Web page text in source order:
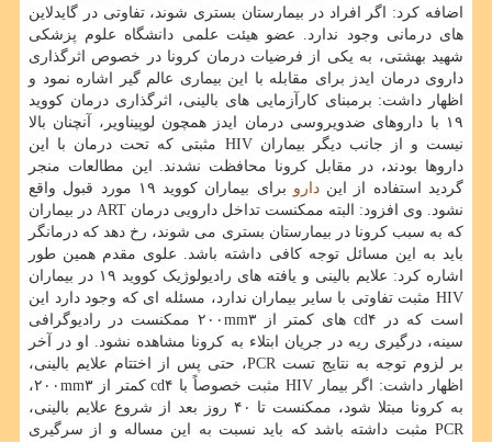
اضافه کرد: اگر افراد در بیمارستان بستری شوند، تفاوتی در گایدلاین
های درمانی وجود ندارد. عضو هیئت علمی دانشگاه علوم پزشکی
شهید بهشتی، به یکی از فرضیات درمان کرونا در خصوص اثرگذاری
داروی درمان ایدز برای مقابله با این بیماری عالم گیر اشاره نمود و
اظهار داشت: برمبنای کارآزمایی های بالینی، اثرگذاری درمان کووید
۱۹ با داروهای ضدویروسی درمان ایدز همچون لوپیناویر، آنچنان بالا
نیست و از جانب دیگر بیماران HIV مثبتی که تحت درمان با این
داروها بودند، در مقابل کرونا محافظت نشدند. این مطالعات منجر
گردید استفاده از ایندارو
برای بیماران کووید ۱۹ مورد قبول واقع
نشود. وی افزود: البته ممکنست تداخل دارویی درمان ART در بیماران
که به سبب کرونا در بیمارستان بستری می شوند، رخ دهد که درمانگر
باید به این مسائل توجه کافی داشته باشد. علوی مقدم همین طور
اشاره کرد: علایم بالینی و یافته های رادیولوژیک کووید ۱۹ در بیماران
HIV مثبت تفاوتی با سایر بیماران ندارد، مسئله ای که وجود دارد این
است که در cd۴ های کمتر از ۲۰۰mm۳ ممکنست در رادیوگرافی
سینه، درگیری ریه در جریان ابتلاء به کرونا مشاهده نشود. او در آخر
بر لزوم توجه به نتایج تست PCR، حتی پس از اختتام علایم بالینی،
اظهار داشت: اگر بیمار HIV مثبت خصوصاً با cd۴ کمتر از ۲۰۰mm۳،
به کرونا مبتلا شود، ممکنست تا ۴۰ روز بعد از شروع علایم بالینی،
PCR مثبت داشته باشد که باید نسبت به این مساله و از سرگیری